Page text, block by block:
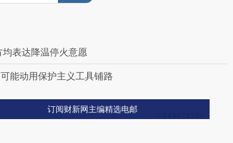
表达降温停火意愿
能动用保护主义工具铺路
订阅财新网主编精选电邮